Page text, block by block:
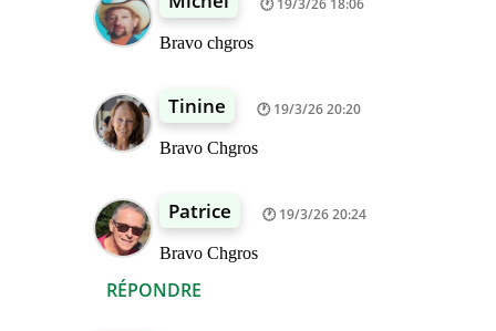
RÉPONDRE
Bravo chgros
Tinine 19/3/26 20:20
Bravo Chgros
Patrice 19/3/26 20:24
Bravo Chgros